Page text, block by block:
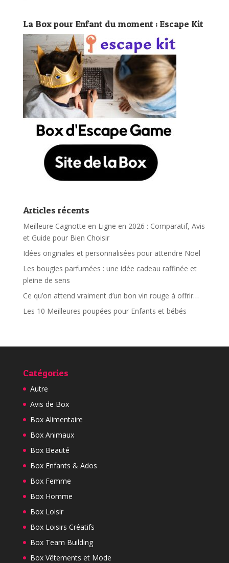
La Box pour Enfant du moment : Escape Kit
Articles récents
Meilleure Cagnotte en Ligne en 2026 : Comparatif, Avis
et Guide pour Bien Choisir
Idées originales et personnalisées pour attendre Noël
Les bougies parfumées : une idée cadeau raffinée et
pleine de sens
Ce qu’on attend vraiment d’un bon vin rouge à offrir…
Les 10 Meilleures poupées pour Enfants et bébés
Catégories
Autre
Avis de Box
Box Alimentaire
Box Animaux
Box Beauté
Box Enfants & Ados
Box Femme
Box Homme
Box Loisir
Box Loisirs Créatifs
Box Team Building
Box Vêtements et Mode